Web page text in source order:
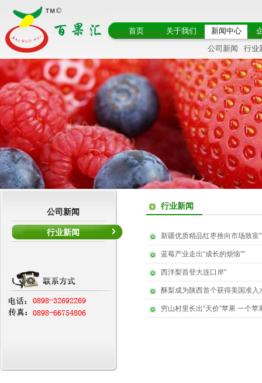
首页 关于我们
新闻中心
公司新闻
行业
行业新闻
新疆优质精品红枣推向市场致富"
蓝莓产业走出“成长的烦恼”"
西洋梨首登大连口岸"
酥梨成为陕西首个获得美国准入
穷山村里长出“天价”苹果 一个苹
公司新闻
行业新闻